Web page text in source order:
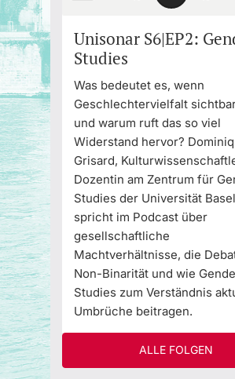
Unisonar S6|EP2:
Studies
Was bedeutet es, wenn
Geschlechtervielfalt
und warum ruft das so viel
Widerstand hervor?
Grisard,
Dozentin am Zentrum für
Studies der Universität
spricht im Podcast über
gesellschaftliche
Machtverhältnisse, die
Non-Binarität und wie
Studies zum Verständnis
Umbrüche beitragen.
ALLE FOLGEN